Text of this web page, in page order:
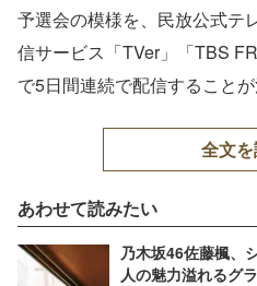
予選会の模様を、民放公式テ
信サービス「TVer」「TBS
で5日間連続で配信することが
全文
あわせて読みたい
乃木坂46佐藤楓、
人の魅力溢れるグ